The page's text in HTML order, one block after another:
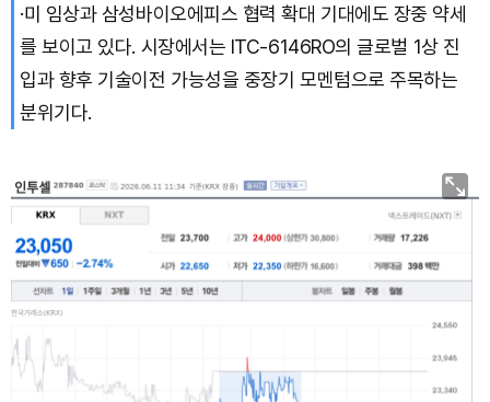
·미 임상과 삼성바이오에피스 협력 확대 기대에도 장중 약세
를 보이고 있다. 시장에서는 ITC-6146RO의 글로벌 1상 진
입과 향후 기술이전 가능성을 중장기 모멘텀으로 주목하는
분위기다.